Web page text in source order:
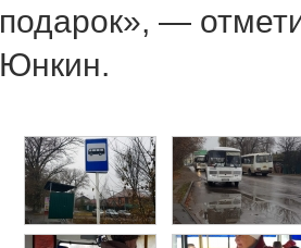
подарок», —
Юнкин.